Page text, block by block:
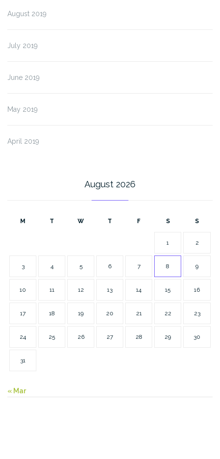
August 2019
July 2019
June 2019
May 2019
April 2019
August 2026
M T W T F S S
1 2
3 4 5 6 7 8 9
10 11 12 13 14 15 16
17 18 19 20 21 22 23
24 25 26 27 28 29 30
31
« Mar